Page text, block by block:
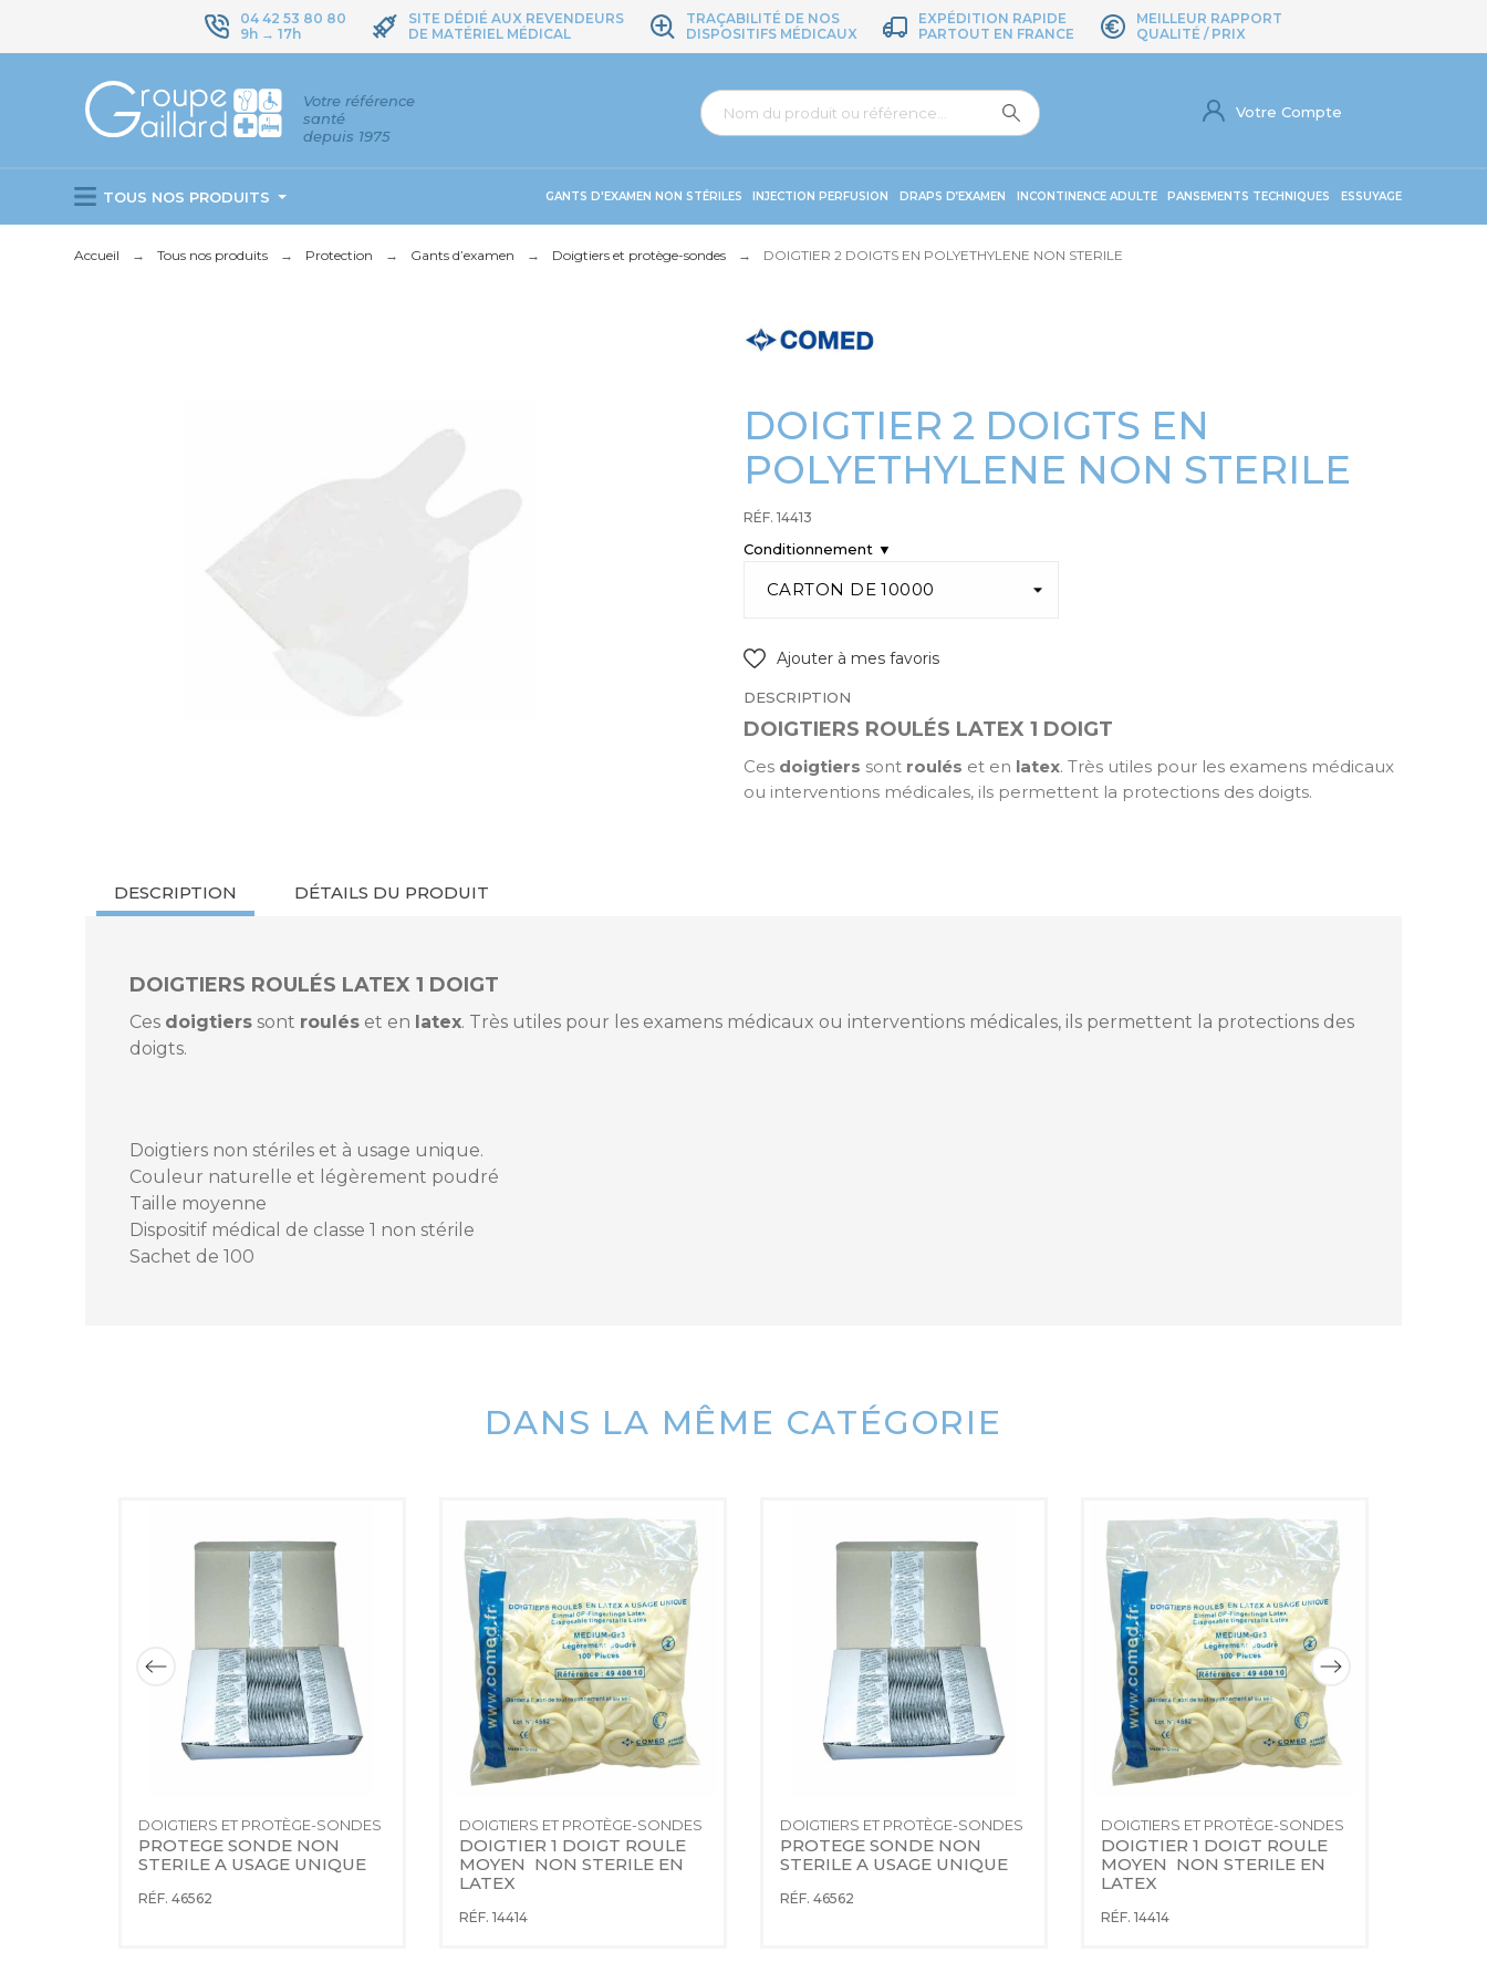
04 42 53 80 80
9h → 17h
SITE DÉDIÉ AUX REVENDEURS
DE MATÉRIEL MÉDICAL
TRAÇABILITÉ DE NOS
DISPOSITIFS MÉDICAUX
EXPÉDITION RAPIDE
PARTOUT EN FRANCE
MEILLEUR RAPPORT
QUALITÉ / PRIX
Votre référence
santé
depuis 1975
Votre Compte
TOUS NOS PRODUITS GANTS D'EXAMEN NON STÉRILES INJECTION PERFUSION DRAPS D’EXAMEN INCONTINENCE ADULTE PANSEMENTS TECHNIQUES ESSUYAGE
Accueil Tous nos produits Protection Gants d’examen Doigtiers et protège-sondes DOIGTIER 2 DOIGTS EN POLYETHYLENE NON STERILE
DOIGTIER 2 DOIGTS EN
POLYETHYLENE NON STERILE
RÉF. 14413
Conditionnement ▼
Ajouter à mes favoris
DESCRIPTION
DOIGTIERS ROULÉS LATEX 1 DOIGT
Ces doigtiers sont roulés et en latex. Très utiles pour les examens médicaux
ou interventions médicales, ils permettent la protections des doigts.
DESCRIPTION DÉTAILS DU PRODUIT
DOIGTIERS ROULÉS LATEX 1 DOIGT
Ces doigtiers sont roulés et en latex. Très utiles pour les examens médicaux ou interventions médicales, ils permettent la protections des
doigts.
Doigtiers non stériles et à usage unique.
Couleur naturelle et légèrement poudré
Taille moyenne
Dispositif médical de classe 1 non stérile
Sachet de 100
MPN
DANS LA MÊME CATÉGORIE
DOIGTIERS ET PROTÈGE-SONDES
PROTEGE SONDE NON
STERILE A USAGE UNIQUE
RÉF. 46562
DOIGTIERS ET PROTÈGE-SONDES
DOIGTIER 1 DOIGT ROULE
MOYEN  NON STERILE EN
LATEX
RÉF. 14414
DOIGTIERS ET PROTÈGE-SONDES
PROTEGE SONDE NON
STERILE A USAGE UNIQUE
RÉF. 46562
DOIGTIERS ET PROTÈGE-SONDES
DOIGTIER 1 DOIGT ROULE
MOYEN  NON STERILE EN
LATEX
RÉF. 14414